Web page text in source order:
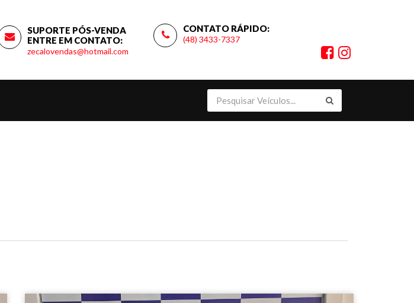
SUPORTE PÓS-VENDA
ENTRE EM CONTATO:
zecalovendas@hotmail.com
CONTATO RÁPIDO:
(48) 3433-7337